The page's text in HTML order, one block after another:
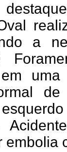
a
embolia